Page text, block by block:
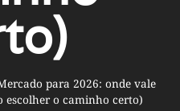
para 2026: onde vale
escolher o caminho certo)